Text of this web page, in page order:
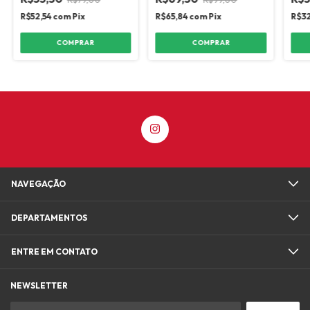
R$52,54com Pix
COMPRAR
R$65,84comPix
COMPRAR
NAVEGAÇÃO
DEPARTAMENTOS
ENTRE EM CONTATO
NEWSLETTER